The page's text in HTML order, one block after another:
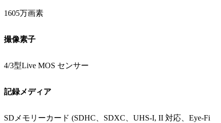
1605万画素
撮像素子
4/3型Live MOS センサー
記録メディア
SDメモリーカード (SDHC、SDXC、UHS-I, II 対応、Eye-Fi